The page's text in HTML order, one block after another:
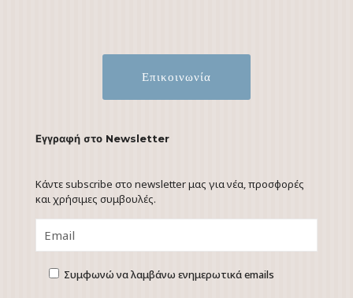
Επικοινωνία
Εγγραφή στο Newsletter
Κάντε subscribe στο newsletter μας για νέα, προσφορές
και χρήσιμες συμβουλές.
Συμφωνώ να λαμβάνω ενημερωτικά emails